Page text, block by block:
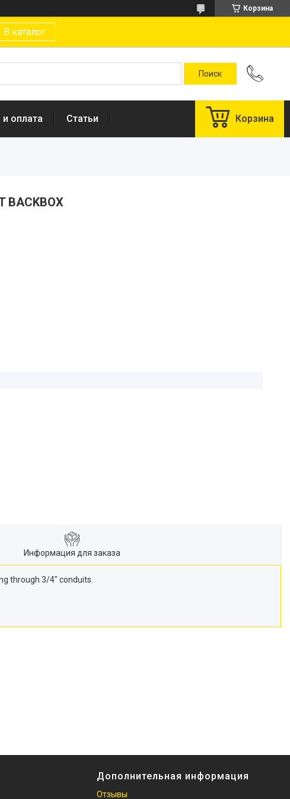
Корзина
В каталог
оплата Статьи Корзина
BACKBOX
Информация для заказа
through 3/4" conduits.
Дополнительная информация
Отзывы